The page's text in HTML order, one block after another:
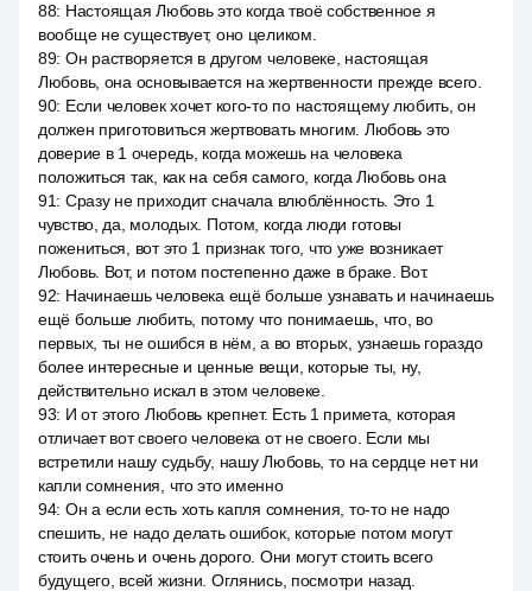
88: Настоящая Любовь это когда твоё собственное я
вообще не существует, оно целиком.
89: Он растворяется в другом человеке, настоящая
Любовь, она основывается на жертвенности прежде всего.
90: Если человек хочет кого-то по настоящему любить, он
должен приготовиться жертвовать многим. Любовь это
доверие в 1 очередь, когда можешь на человека
положиться так, как на себя самого, когда Любовь она
91: Сразу не приходит сначала влюблённость. Это 1
чувство, да, молодых. Потом, когда люди готовы
пожениться, вот это 1 признак того, что уже возникает
Любовь. Вот, и потом постепенно даже в браке. Вот.
92: Начинаешь человека ещё больше узнавать и начинаешь
ещё больше любить, потому что понимаешь, что, во
первых, ты не ошибся в нём, а во вторых, узнаешь гораздо
более интересные и ценные вещи, которые ты, ну,
действительно искал в этом человеке.
93: И от этого Любовь крепнет. Есть 1 примета, которая
отличает вот своего человека от не своего. Если мы
встретили нашу судьбу, нашу Любовь, то на сердце нет ни
капли сомнения, что это именно
94: Он а если есть хоть капля сомнения, то-то не надо
спешить, не надо делать ошибок, которые потом могут
стоить очень и очень дорого. Они могут стоить всего
будущего, всей жизни. Оглянись, посмотри назад.